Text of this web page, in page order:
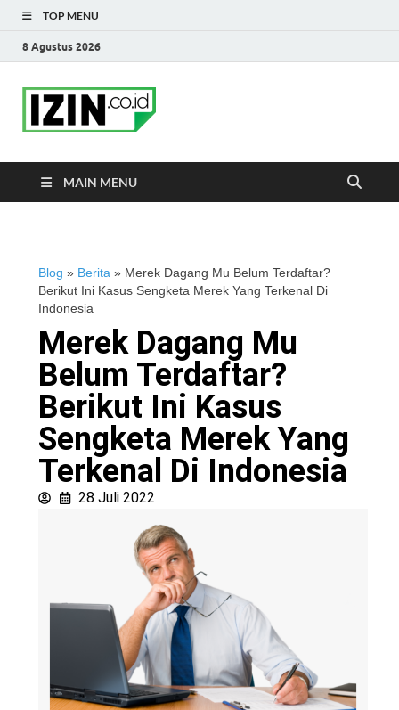
TOP MENU
8 Agustus 2026
MAIN MENU
Blog » Berita » Merek Dagang Mu Belum Terdaftar?
Berikut Ini Kasus Sengketa Merek Yang Terkenal Di
Indonesia
Merek Dagang Mu
Belum Terdaftar?
Berikut Ini Kasus
Sengketa Merek Yang
Terkenal Di Indonesia
28 Juli 2022